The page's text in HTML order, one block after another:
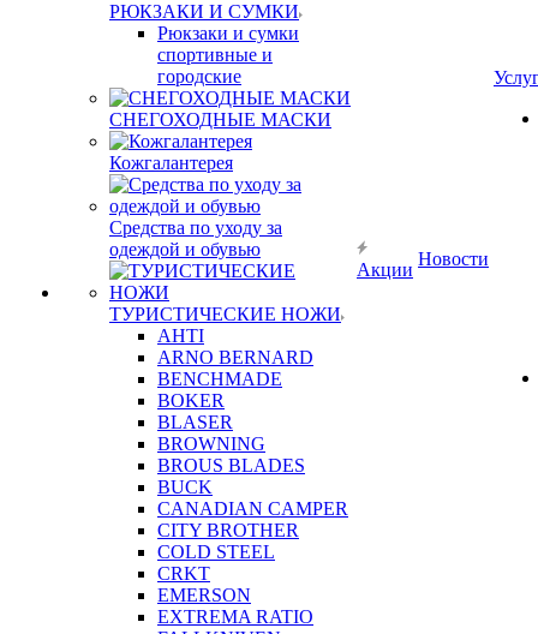
РЮКЗАКИ И СУМКИ
Рюкзаки и сумки
спортивные и
городские
СНЕГОХОДНЫЕ МАСКИ
Кожгалантерея
Средства по уходу за
одеждой и обувью
ТУРИСТИЧЕСКИЕ НОЖИ
AHTI
ARNO BERNARD
BENCHMADE
BOKER
BLASER
BROWNING
BROUS BLADES
BUCK
CANADIAN CAMPER
CITY BROTHER
COLD STEEL
CRKT
EMERSON
EXTREMA RATIO
Акции
Новости